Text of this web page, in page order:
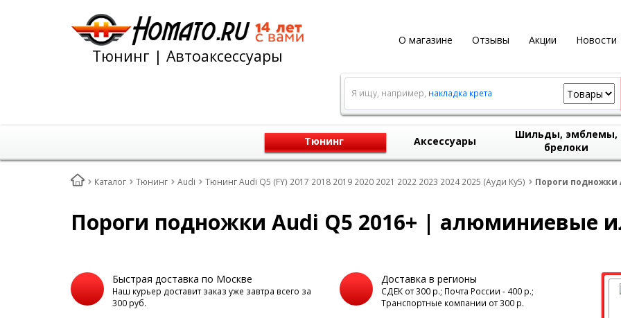
О магазине Отзывы Акции Новости
Тюнинг | Автоаксессуары
Я ищу, например, накладка крета
Тюнинг Аксессуары
Шильды, эмблемы,
брелоки
Каталог Тюнинг Audi Тюнинг Audi Q5 (FY) 2017 2018 2019 2020 2021 2022 2023 2024 2025 (Ауди Ку5) Пороги
Пороги подножки Audi Q5 2016+ | алюминиевые
Быстрая доставка по Москве
Наш курьер доставит заказ уже завтра всего за
300 руб.
Доставка в регионы
СДЕК от 300 р.; Почта России - 400 р.;
Транспортные компании от 300 р.